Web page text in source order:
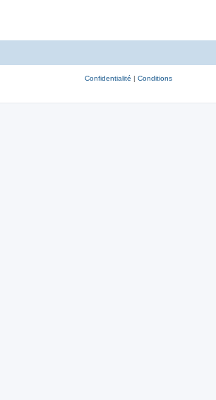
Confidentialité | Conditions